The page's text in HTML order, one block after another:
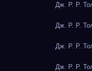
Дж. Р. Р.
Дж. Р. Р.
Дж. Р. Р.
Дж. Р. Р.